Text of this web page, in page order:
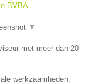
BVBA
▼
met meer dan 20
werkzaamheden,